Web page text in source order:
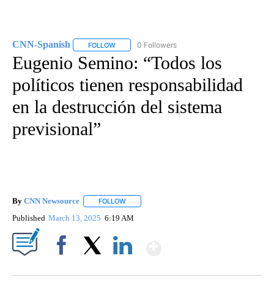
CNN-Spanish FOLLOW FOLLOW "CNN-SPANISH" TO RECEIVE
0 Followers
Eugenio Semino: “Todos los
políticos tienen responsabilidad
en la destrucción del sistema
previsional”
By CNN Newsource FOLLOW
Published March 13, 2025 6:19 AM